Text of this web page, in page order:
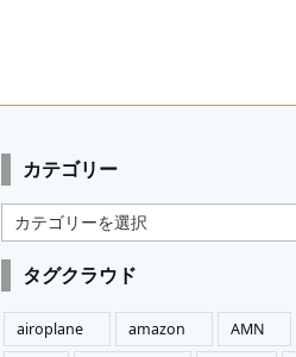
カテゴリー
カ
テ
ゴ
リ
ー
タグクラウド
airoplane amazon AMN